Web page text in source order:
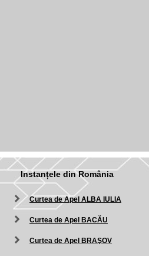
Instanțele din România
Curtea de Apel ALBA IULIA
Curtea de Apel BACĂU
Curtea de Apel BRAŞOV